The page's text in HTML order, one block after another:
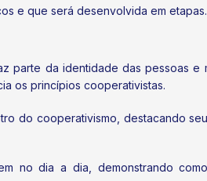
e que será desenvolvida em etapas.
parte da identidade das pessoas e
os princípios cooperativistas.
do cooperativismo, destacando
no dia a dia, demonstrando